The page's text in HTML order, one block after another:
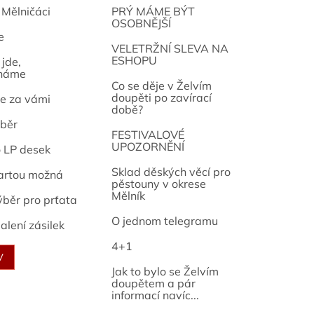
za vámi
desek
možná
pro prťata
zásilek
PRÝ MÁME BÝT
OSOBNĚJŠÍ
VELETRŽNÍ SLEVA NA
ESHOPU
Co se děje v Želvím
doupěti po zavírací
době?
FESTIVALOVÉ
UPOZORNĚNÍ
Sklad děských věcí pro
pěstouny v okrese
Mělník
O jednom telegramu
4+1
Jak to bylo se Želvím
doupětem a pár
informací navíc...